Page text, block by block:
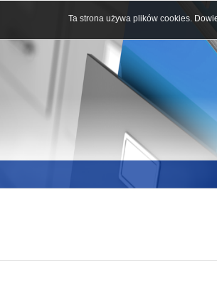
Ta strona używa plików cookies.